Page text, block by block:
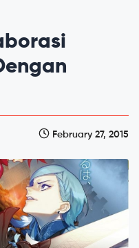
February 27, 2015